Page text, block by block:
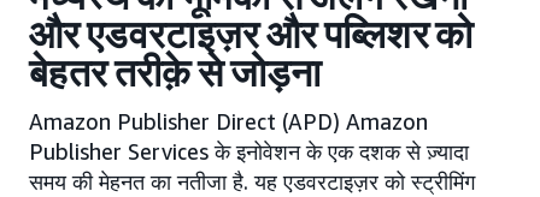
और एडवरटाइज़र और पब्लिशर को
बेहतर तरीक़े से जोड़ना
Amazon Publisher Direct (APD) Amazon
Publisher Services के इनोवेशन के एक दशक से ज़्यादा
समय की मेहनत का नतीजा है. यह एडवरटाइज़र को स्ट्रीमिंग